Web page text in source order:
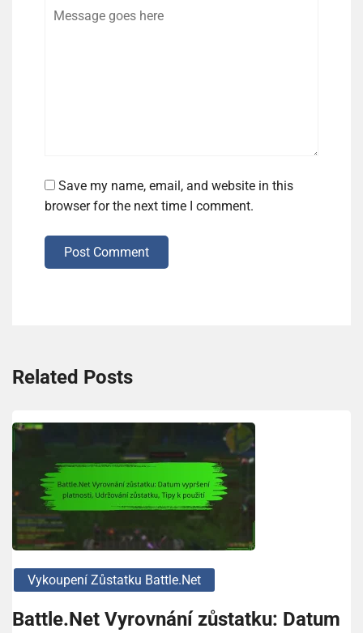
Save my name, email, and website in this
browser for the next time I comment.
Post Comment
Related Posts
Vykoupení Zůstatku Battle.net
Battle.Net Vyrovnání zůstatku: Datum